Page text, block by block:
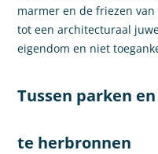
marmer en de friezen
tot een architecturaal
eigendom en niet
Tussen parken
te herbronnen